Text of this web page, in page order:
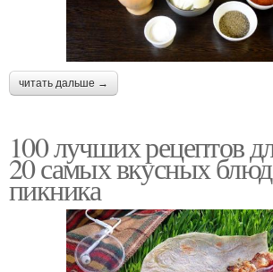
читать дальше →
100 лучших рецептов
20 самых вкусных
пикника